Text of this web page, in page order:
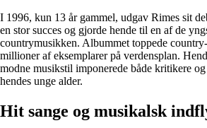
I 1996, kun 13 år gammel, udgav Rimes sit
en stor succes og gjorde hende til en af de
countrymusikken. Albummet toppede
millioner af eksemplarer på verdensplan.
modne musikstil imponerede både kritikere
hendes unge alder.
Hit sange og musikalsk